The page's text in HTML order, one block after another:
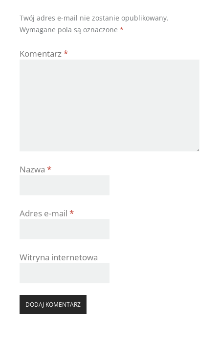
Twój adres e-mail nie zostanie opublikowany.
Wymagane pola są oznaczone *
Komentarz*
Nazwa *
Adres e-mail *
Witryna internetowa